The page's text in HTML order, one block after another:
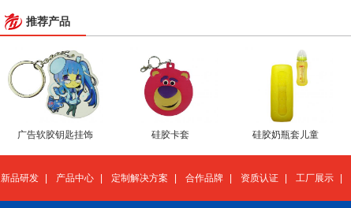
推荐产品
广告软胶钥匙挂饰 硅胶卡套 硅胶奶瓶套儿童
新品研发 产品中心 定制解决方案 合作品牌 资质认证 工厂展示